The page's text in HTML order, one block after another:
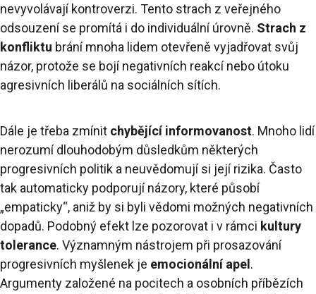
nevyvolávají kontroverzi. Tento strach z veřejného
odsouzení se promítá i do individuální úrovně. Strach z
konfliktu brání mnoha lidem otevřeně vyjadřovat svůj
názor, protože se bojí negativních reakcí nebo útoku
agresivních liberálů na sociálních sítích.
Dále je třeba zmínit chybějící informovanost. Mnoho lidí
nerozumí dlouhodobým důsledkům některých
progresivních politik a neuvědomují si její rizika. Často
tak automaticky podporují názory, které působí
„empaticky“, aniž by si byli vědomi možných negativních
dopadů. Podobný efekt lze pozorovat i v rámci kultury
tolerance. Významným nástrojem při prosazování
progresivních myšlenek je emocionální apel .
Argumenty založené na pocitech a osobních příbězích